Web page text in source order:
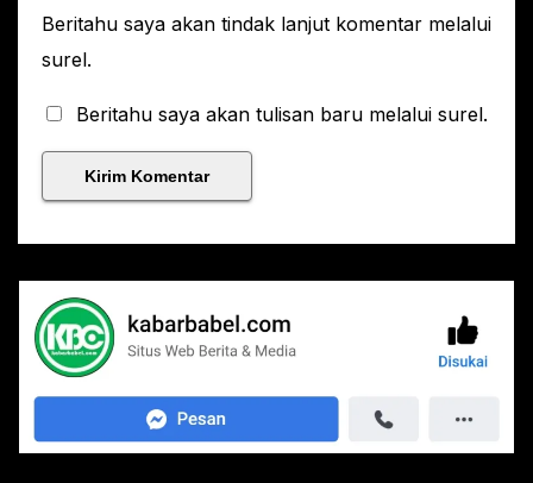
Beritahu saya akan tindak lanjut komentar melalui
surel.
Beritahu saya akan tulisan baru melalui surel.